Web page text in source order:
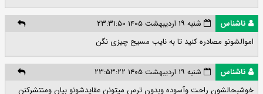
ناشناس
شنبه ۱۹ اردیبهشت ۱۴۰۵ ۲۳:۳۱:۵۰
اموالشونو مصادره کنید تا به نایب مسیح چیزی نگن
ناشناس
شنبه ۱۹ اردیبهشت ۱۴۰۵ ۲۳:۵۳:۲۲
خوشبحالشون راحت وآسوده وبدون ترس میتونن عقایدشونو بیان ومنتشرکنن